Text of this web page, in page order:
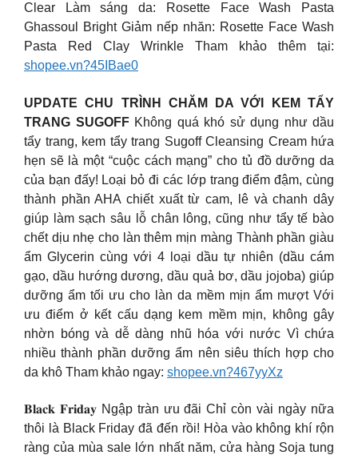
Clear Làm sáng da: Rosette Face Wash Pasta
Ghassoul Bright Giảm nếp nhăn: Rosette Face Wash
Pasta Red Clay Wrinkle Tham khảo thêm tại:
shopee.vn?45IBae0
UPDATE CHU TRÌNH CHĂM DA VỚI KEM TẨY
TRANG SUGOFFKhông quá khó sử dụng như dầu
tẩy trang, kem tẩy trang Sugoff Cleansing Cream hứa
hẹn sẽ là một “cuộc cách mạng” cho tủ đồ dưỡng da
của bạn đấy! Loại bỏ đi các lớp trang điểm đậm, cùng
thành phần AHA chiết xuất từ cam, lê và chanh dây
giúp làm sạch sâu lỗ chân lông, cũng như tẩy tế bào
chết dịu nhẹ cho làn thêm mịn màng Thành phần giàu
ẩm Glycerin cùng với 4 loại dầu tự nhiên (dầu cám
gạo, dầu hướng dương, dầu quả bơ, dầu jojoba) giúp
dưỡng ẩm tối ưu cho làn da mềm mịn ẩm mượt Với
ưu điểm ở kết cấu dạng kem mềm mịn, không gây
nhờn bóng và dễ dàng nhũ hóa với nước Vì chứa
nhiều thành phần dưỡng ẩm nên siêu thích hợp cho
da khô Tham khảo ngay: shopee.vn?467yyXz
𝐁𝐥𝐚𝐜𝐤 𝐅𝐫𝐢𝐝𝐚𝐲 Ngập tràn ưu đãi Chỉ còn vài ngày nữa
thôi là Black Friday đã đến rồi! Hòa vào không khí rộn
ràng của mùa sale lớn nhất năm, cửa hàng Soja tung